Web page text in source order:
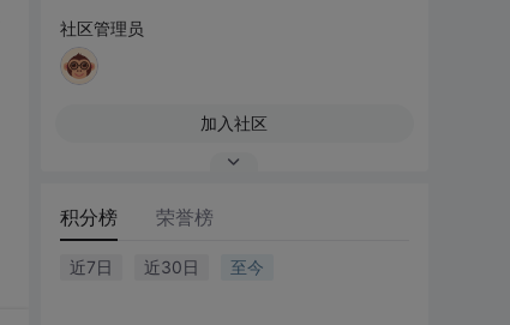
社区管理员
加入社区
积分榜 荣誉榜
近7日 近30日 至今